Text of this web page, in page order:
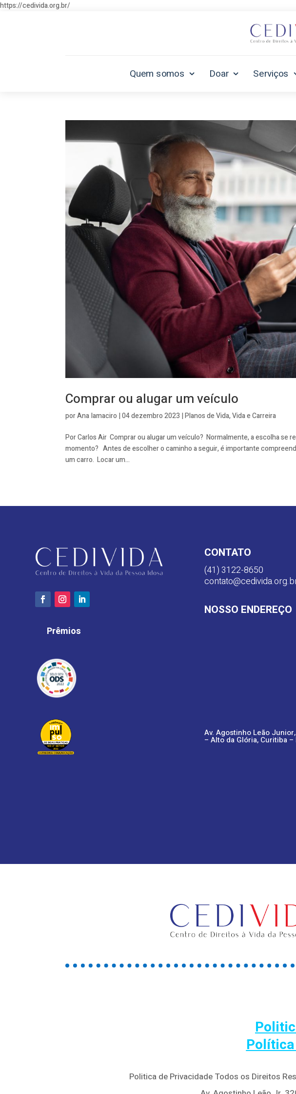
https://cedivida.org.br/
Quem somos Doar Serviços
Comprar ou alugar um veículo
porAna Iamaciro |04 dezembro 2023 |Planos de Vida,Vida e Carreira
Por Carlos Air Comprar ou alugar um veículo? Normalmente, a escolha se
momento? Antes de escolher o caminho a seguir, é importante
um carro. Locar um...
Prêmios
CONTATO
(41) 3122-8650
NOSSO ENDEREÇO
Av. Agostinho Leão
– Alto da Glória, Curitiba –
Politica de Privacidade Todos os Direitos